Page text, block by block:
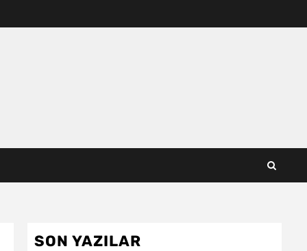
SON YAZILAR